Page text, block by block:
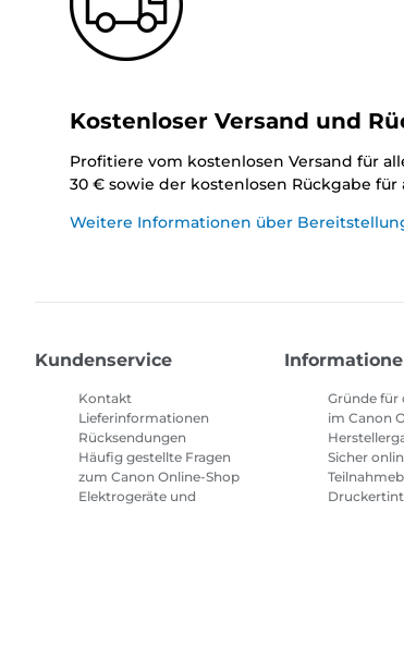
Kostenloser Versand und
Profitiere vom kostenlosen Versand für
30 € sowie der kostenlosen Rückgabe
Weitere Informationen über
Kundenservice
Kontakt
Lieferinformationen
Rücksendungen
Häufig gestellte Fragen
zum Canon Online-Shop
Elektrogeräte und
Gründe für
im Canon
Sicher